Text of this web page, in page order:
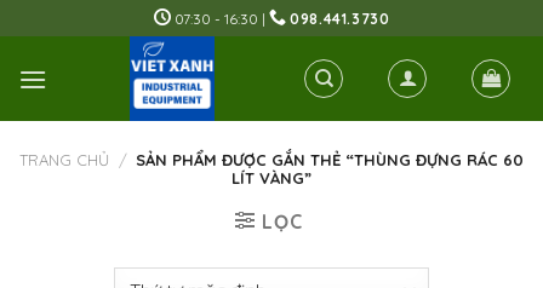
to
content
07:30 - 16:30 | 098.441.3730
TRANG CHỦ / SẢN PHẨM ĐƯỢC GẮN THẺ “THÙNG ĐỰNG RÁC 60
LÍT VÀNG”
LỌC